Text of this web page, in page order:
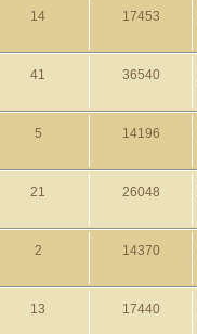
14 17453
41 36540
5 14196
21 26048
2 14370
13 17440